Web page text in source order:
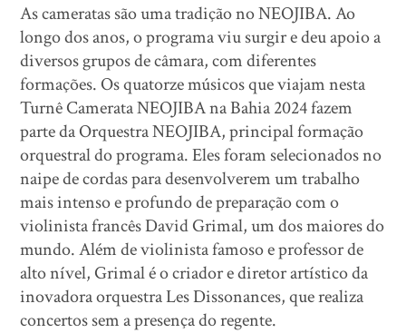
As cameratas são uma tradição no NEOJIBA. Ao
longo dos anos, o programa viu surgir e deu apoio a
diversos grupos de câmara, com diferentes
formações. Os quatorze músicos que viajam nesta
Turnê Camerata NEOJIBA na Bahia 2024 fazem
parte da Orquestra NEOJIBA, principal formação
orquestral do programa. Eles foram selecionados no
naipe de cordas para desenvolverem um trabalho
mais intenso e profundo de preparação com o
violinista francês David Grimal, um dos maiores do
mundo. Além de violinista famoso e professor de
alto nível, Grimal é o criador e diretor artístico da
inovadora orquestra Les Dissonances, que realiza
concertos sem a presença do regente.